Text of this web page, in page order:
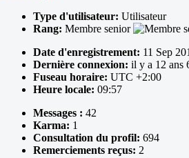
Type d'utilisateur: Utilisateur
Rang: Membre senior
Date d'enregistrement: 11 Sep
Dernière connexion: il y a 12 ans
Fuseau horaire: UTC +2:00
Heure locale: 09:57
Messages : 42
Karma: 1
Consultation du profil: 694
Remerciements reçus: 2